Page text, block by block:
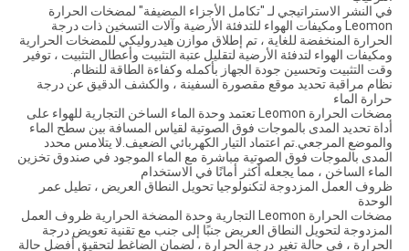
في النشر الاستراتيجي لـ "تكامل الأجزاء المضيفة" لمضخات الحرارة
Leomon ومكيفات الهواء للتدفئة الأرضية وآلات التسخين ذات درجة
الحرارة المنخفضة للغاية ، تم إطلاق موازن هيدروليكي للمضخات الحرارية
ومكيفات الهواء لتدفئة الأرضية لتقليل عتبة التثبيت وأعطال التثبيت ، توفير
وقت التثبيت وتحسين جودة الجهاز بأكمله وكفاءة الطاقة للنظام.
نظام مراقبة تحديد موقع مقصورة السفينة ، والكشف الدقيق عن درجة
حرارة الماء
مضخات الحرارة Leomon تعتمد وحدة الماء الساخن التجارية للهواء على
أداة تحديد المدى بالموجات فوق الصوتية لقياس المسافة بين سطح الماء
والموضع المرجعي.تم اعتماد التيار الكهربائي الضعيف.لا يتلامس محدد
المدى بالموجات فوق الصوتية مباشرة مع الماء الموجود في صندوق تخزين
الماء الساخن ، مما يجعله أكثر أمانًا في الاستخدام
ظروف العمل المزدوجة لتكنولوجيا تحويل النطاق العريض ، تطيل عمر
الوحدة
مضخات الحرارة Leomon التجارية وحدة المضخة الحرارية ظروف العمل
المزدوجة لتحويل النطاق العريض جنبًا إلى جنب مع تقنية تعويض درجة
الحرارة ، في حالة تغير درجة الحرارة ، لضمان الضاغط لتحقيق أفضل حالة